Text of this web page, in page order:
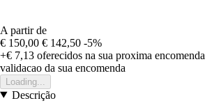
A partir de
€ 150,00 € 142,50 -5%
+€ 7,13 oferecidos na sua proxima encomenda
validacao da sua encomenda
Loading...
Descrição